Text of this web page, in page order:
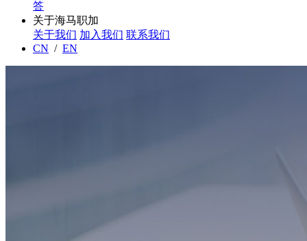
答
关于海马职加
关于我们 加入我们 联系我们
CN / EN